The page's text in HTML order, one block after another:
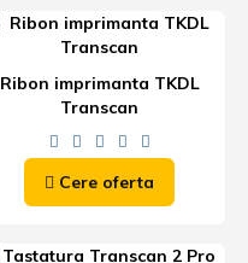
Ribon imprimanta TKDL
Transcan
Cere oferta